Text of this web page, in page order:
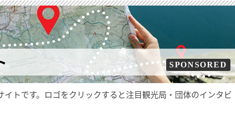
SPONSORED
トです。ロゴをクリックすると注目観光局・団体のインタビ